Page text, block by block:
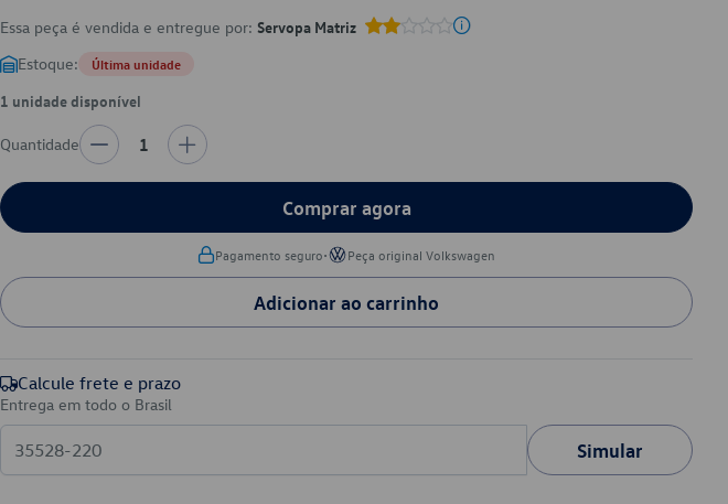
Essa peça é vendida e entregue por: Servopa Matriz
Estoque: Última unidade
1 unidade disponível
Quantidade 1
Comprar agora
Pagamento seguro• Peça original Volkswagen
Adicionar ao carrinho
Calcule frete e prazo
Entrega em todo o Brasil
Simular